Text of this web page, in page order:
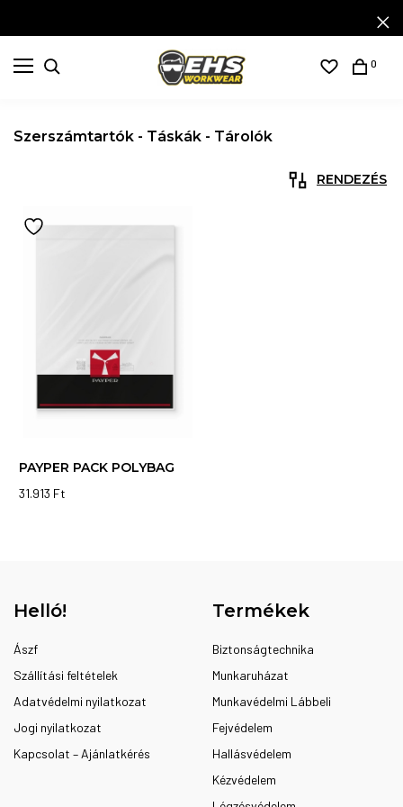
0
Szerszámtartók - Táskák - Tárolók
PAYPER PACK POLYBAG
31.913 Ft
Helló!
Ászf
Szállítási feltételek
Adatvédelmi nyilatkozat
Jogi nyilatkozat
Kapcsolat – Ajánlatkérés
Termékek
Biztonságtechnika
Munkaruházat
Munkavédelmi Lábbeli
Fejvédelem
Hallásvédelem
Kézvédelem